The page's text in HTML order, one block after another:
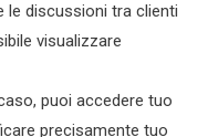
le discussioni tra clienti
visualizzare
puoi accedere tuo
precisamente tuo